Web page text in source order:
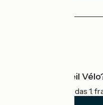
Was ist Accueil
Accueil Vélo ist das 1.